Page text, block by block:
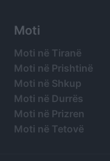
Moti
Moti në Tiranë
Moti në Prishtinë
Moti në Shkup
Moti në Durrës
Moti në Prizren
Moti në Tetovë